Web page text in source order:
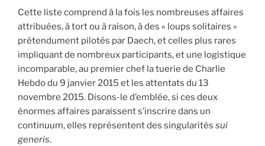
Cette liste comprend à la fois les nombreuses affaires
attribuées, à tort ou à raison, à des « loups solitaires »
prétendument pilotés par Daech, et celles plus rares
impliquant de nombreux participants, et une logistique
incomparable, au premier chef la tuerie de Charlie
Hebdo du 9 janvier 2015 et les attentats du 13
novembre 2015. Disons-le d’emblée, si ces deux
énormes affaires paraissent s’inscrire dans un
continuum, elles représentent des singularités sui
generis.